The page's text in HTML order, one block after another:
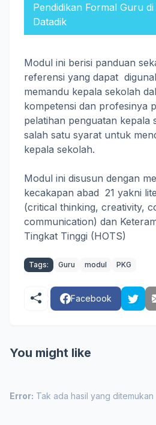
Pendidikan Formal Guru
Datadik
Modul ini berisi panduan
referensi yang dapat
memandu kepala sekolah
kompetensi dan profesinya
pelatihan penguatan kepala
salah satu syarat untuk
kepala sekolah.
Modul ini disusun dengan
kecakapan abad 21 yakni
(critical thinking, creativity,
communication) dan
Tingkat Tinggi (HOTS)
Tags: Guru modul PKG
Facebook
You might like
Error: Tak ada hasil yang ditemukan